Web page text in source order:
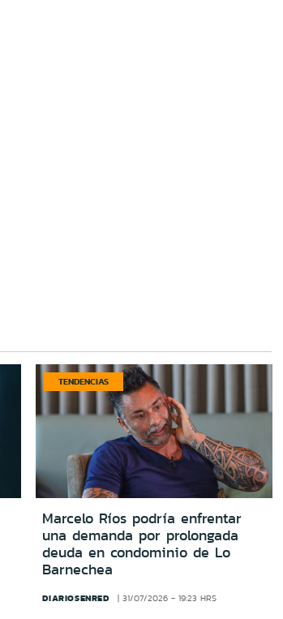
TENDENCIAS
Marcelo Ríos podría enfrentar
una demanda por prolongada
deuda en condominio de Lo
Barnechea
DIARIOSENRED 31/07/2026 - 19:23 HRS